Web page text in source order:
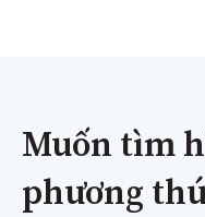
Muốn tìm
phương